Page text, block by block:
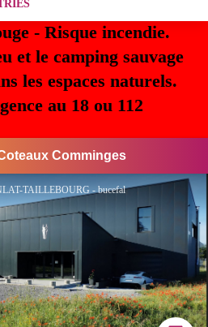
- Risque incendie.
et le camping sauvage
les espaces naturels.
au 18 ou 112
Comminges
TAILLEBOURG - bucefal